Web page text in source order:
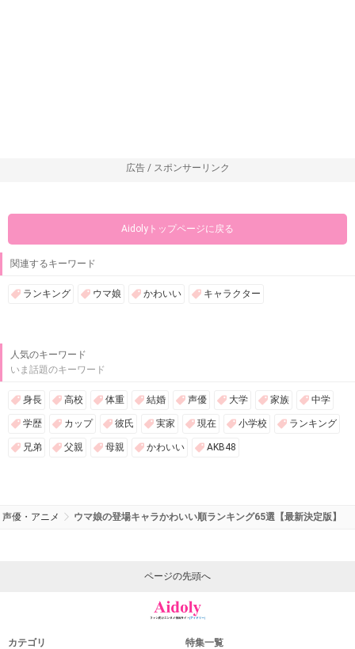
広告 / スポンサーリンク
Aidolyトップページに戻る
関連するキーワード
ランキング ウマ娘 かわいい キャラクター
人気のキーワード
いま話題のキーワード
身長 高校 体重 結婚 声優 大学 家族 中学
学歴 カップ 彼氏 実家 現在 小学校 ランキング
兄弟 父親 母親 かわいい AKB48
声優・アニメ ウマ娘の登場キャラかわいい順ランキング65選【最新決定版】
ページの先頭へ
カテゴリ 特集一覧